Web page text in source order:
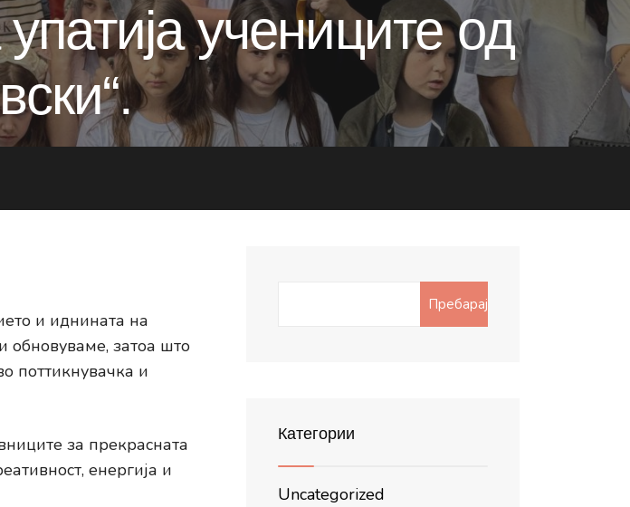
учениците од
и иднината на
затоа што
поттикнувачка и
за прекрасната
енергија и
Пребарај
Категории
Uncategorized